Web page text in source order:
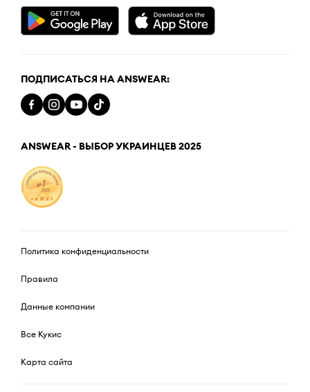
ПОДПИСАТЬСЯ НА ANSWEAR:
ANSWEAR - ВЫБОР УКРАИНЦЕВ 2025
Политика конфиденциальности
Правила
Данные компании
Все Кукис
Карта сайта